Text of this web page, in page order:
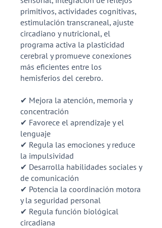
primitivos, actividades cognitivas,
estimulación transcraneal, ajuste
circadiano y nutricional, el
programa activa la plasticidad
cerebral y promueve conexiones
más eficientes entre los
hemisferios del cerebro.
✔ Mejora la atención, memoria y
concentración
✔ Favorece el aprendizaje y el
lenguaje
✔ Regula las emociones y reduce
la impulsividad
✔ Desarrolla habilidades sociales y
de comunicación
✔ Potencia la coordinación motora
y la seguridad personal
✔ Regula función biológical
circadiana